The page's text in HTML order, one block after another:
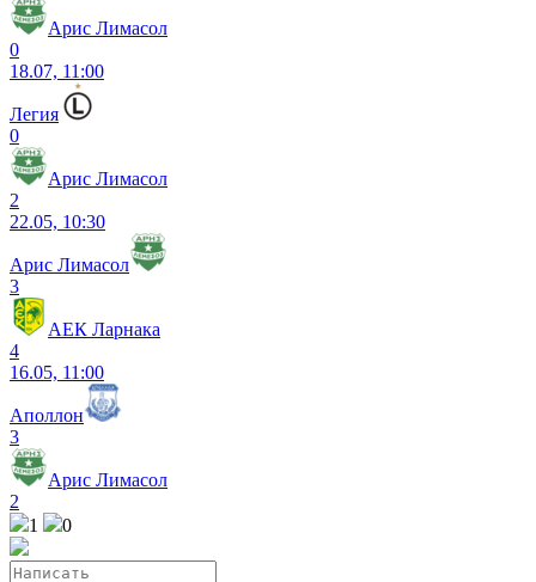
Арис Лимасол
0
18.07, 11:00
Легия
0
Арис Лимасол
2
22.05, 10:30
Арис Лимасол
3
АЕК Ларнака
4
16.05, 11:00
Аполлон
3
Арис Лимасол
2
1
0